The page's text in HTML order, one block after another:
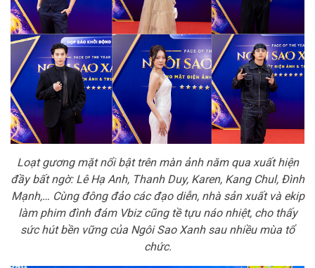
Loạt gương mặt nổi bật trên màn ảnh năm qua xuất hiện
đầy bất ngờ: Lê Hạ Anh, Thanh Duy, Karen, Kang Chul, Đình
Mạnh,… Cùng đông đảo các đạo diễn, nhà sản xuất và ekip
làm phim đình đám Vbiz cũng tề tựu náo nhiệt, cho thấy
sức hút bền vững của Ngôi Sao Xanh sau nhiều mùa tổ
chức.